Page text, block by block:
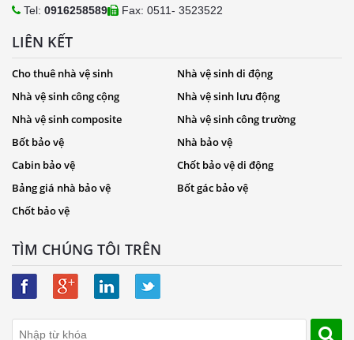
Tel: 0916258589 Fax: 0511- 3523522
LIÊN KẾT
Cho thuê nhà vệ sinh
Nhà vệ sinh di động
Nhà vệ sinh công cộng
Nhà vệ sinh lưu động
Nhà vệ sinh composite
Nhà vệ sinh công trường
Bốt bảo vệ
Nhà bảo vệ
Cabin bảo vệ
Chốt bảo vệ di động
Bảng giá nhà bảo vệ
Bốt gác bảo vệ
Chốt bảo vệ
TÌM CHÚNG TÔI TRÊN